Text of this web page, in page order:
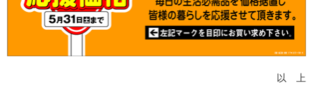
以 上